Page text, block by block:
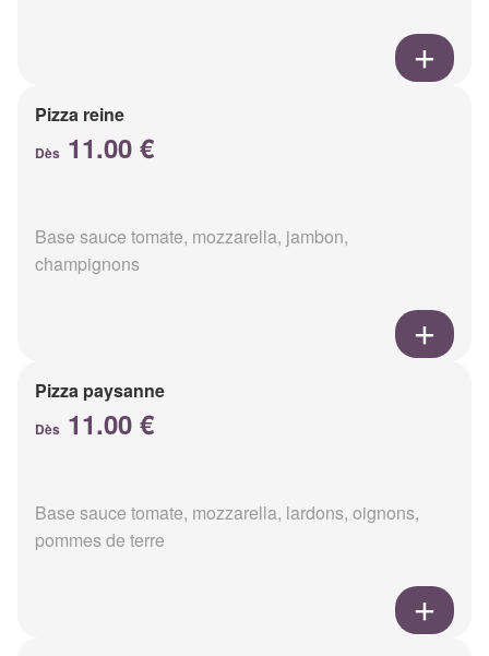
Pizza reine
Dès 11.00 €
Base sauce tomate, mozzarella, jambon,
champignons
Pizza paysanne
Dès 11.00 €
Base sauce tomate, mozzarella, lardons, oignons,
pommes de terre